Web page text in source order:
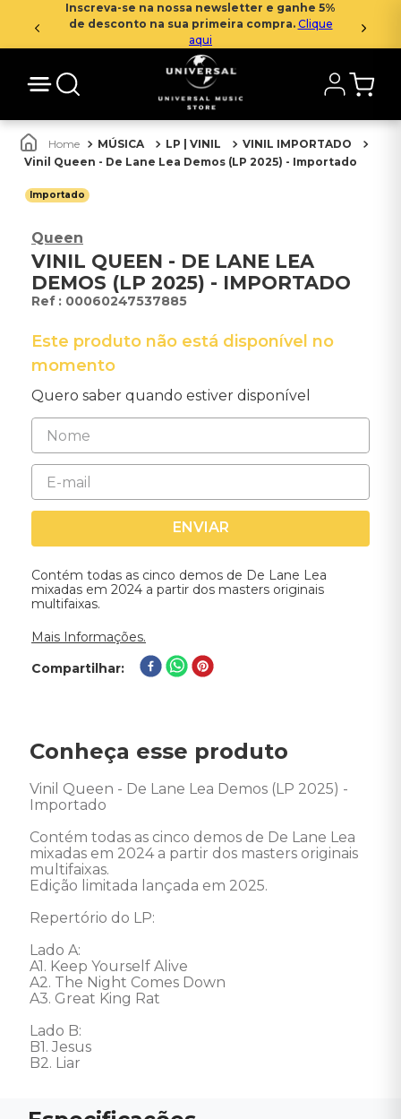
Inscreva-se na nossa newsletter e ganhe 5%
de desconto na sua primeira compra. Clique
aqui
MÚSICA LP | VINIL
VINIL IMPORTADO
Vinil Queen - De Lane Lea Demos (LP 2025) - Importado
Importado
Queen
VINIL QUEEN - DE LANE LEA
DEMOS (LP 2025) - IMPORTADO
: 00060247537885
Este produto não está disponível no
momento
Quero saber quando estiver disponível
ENVIAR
Contém todas as cinco demos de De Lane Lea
mixadas em 2024 a partir dos masters originais
multifaixas.
Mais Informações.
Compartilhar
Conheça esse produto
Vinil Queen - De Lane Lea Demos (LP 2025) -
Importado
Contém todas as cinco demos de De Lane Lea
mixadas em 2024 a partir dos masters originais
multifaixas.
Edição limitada lançada em 2025.
Repertório do LP:
Lado A:
A1. Keep Yourself Alive
A2. The Night Comes Down
A3. Great King Rat
Lado B:
B1. Jesus
B2. Liar